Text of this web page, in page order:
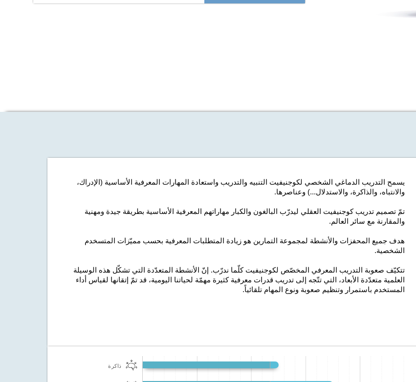
يسمح التدريب الدماغي الشخصي لكوجنيفيت التنبيه والتدريب واستعادة المهارات المعرفية الأساسية (الإدراك،
والانتباه، والذاكرة، والاستدلال...) وعناصرها.
تمّ تصميم تدريب كوجنيفيت العقلي ليدرّب البالغون والكبار مهاراتهم المعرفية الأساسية بطريقة جيدة ومهنية
والمقارنة مع سائر العالم.
هدف جميع المحفزات والأنشطة لمجموعة التمارين هو زيادة المتطلبات المعرفية بحسب مميّزات المتسخدم
الشخصية.
تتكيّف صعوبة التدريب المعرفي المخصّص لكوجنيفيت كلّما ندرّب. إنّ الأنشطة المتعدّدة التي تشكّل هذه الوسيلة
العلمية متعدّدة الأبعاد، التي تتّجه إلى تدريب قدرات معرفية كثيرة مهمّة لحياتنا اليومية، قد تمّ إتقانها لقياس أداء
المستخدم باستمرار وتنظيم صعوبة ونوع المهام تلقائياً.
ذاكرة